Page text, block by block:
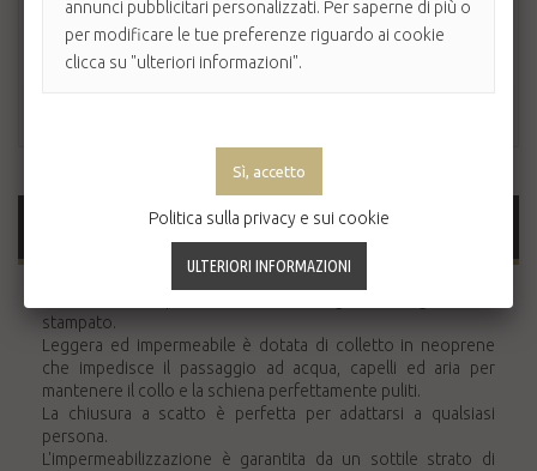
MAGGIORI INFORMAZIONI
stampato.
Leggera ed impermeabile è dotata di colletto in neoprene
che impedisce il passaggio ad acqua, capelli ed aria per
mantenere il collo e la schiena perfettamente puliti.
La chiusura a scatto è perfetta per adattarsi a qualsiasi
persona.
L'impermeabilizzazione è garantita da un sottile strato di
annunci pubblicitari personalizzati. Per saperne di più o
per modificare le tue preferenze riguardo ai cookie
clicca su "ulteriori informazioni".
Politica sulla privacy e sui cookie